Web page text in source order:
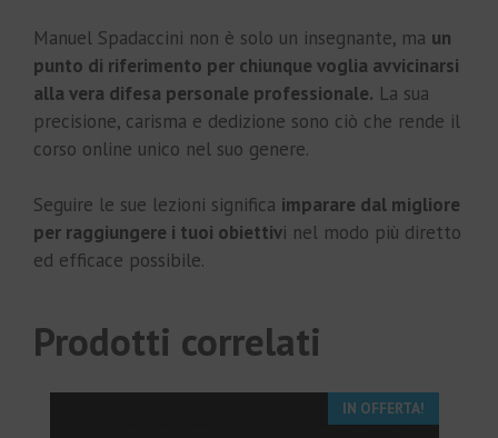
Manuel Spadaccini non è solo un insegnante, ma un
punto di riferimento per chiunque voglia avvicinarsi
alla vera difesa personale professionale. La sua
precisione, carisma e dedizione sono ciò che rende il
corso online unico nel suo genere.
Seguire le sue lezioni significa imparare dal migliore
per raggiungere i tuoi obiettivi nel modo più diretto
ed efficace possibile.
Prodotti correlati
IN OFFERTA!